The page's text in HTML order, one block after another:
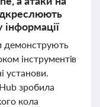
інформації
демонструють
інструментів
установи.
зробила
кола